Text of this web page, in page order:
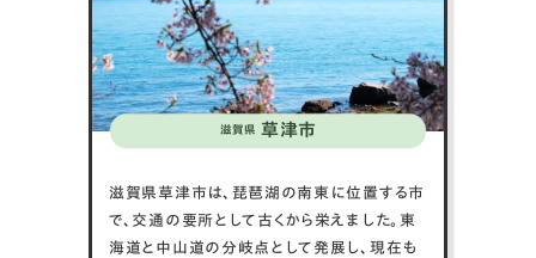
は、歴史と自然、現代的な施設がバランスよく
融合し、住みやすさと観光の魅力を兼ね備え
た都市です。
滋賀県 草津市
滋賀県草津市は、琵琶湖の南東に位置する市
で、交通の要所として古くから栄えました。東
海道と中山道の分岐点として発展し、現在も